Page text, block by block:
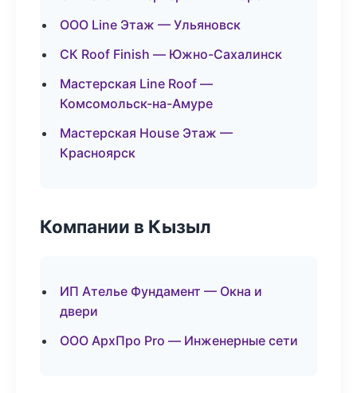
ООО Line Этаж — Ульяновск
СК Roof Finish — Южно-Сахалинск
Мастерская Line Roof —
Комсомольск-на-Амуре
Мастерская House Этаж —
Красноярск
Компании в Кызыл
ИП Ателье Фундамент — Окна и
двери
ООО АрхПро Pro — Инженерные сети